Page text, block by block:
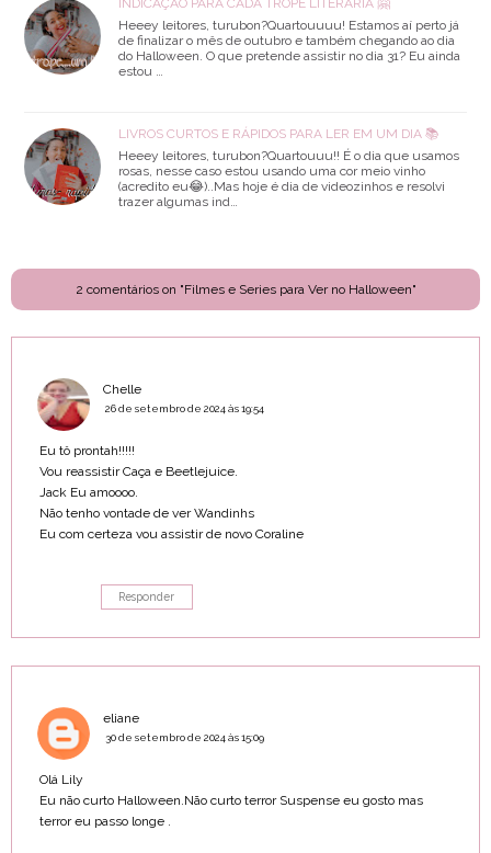
INDICAÇÃO PARA CADA TROPE LITERÁRIA 🤗
Heeey leitores, turubon?Quartouuuu! Estamos aí perto já
de finalizar o mês de outubro e também chegando ao dia
do Halloween. O que pretende assistir no dia 31? Eu ainda
estou …
LIVROS CURTOS E RÁPIDOS PARA LER EM UM DIA 📚
Heeey leitores, turubon?Quartouuu!! É o dia que usamos
rosas, nesse caso estou usando uma cor meio vinho
(acredito eu😂)..Mas hoje é dia de videozinhos e resolvi
trazer algumas ind…
2 comentários on "Filmes e Series para Ver no Halloween"
Chelle
26 de setembro de 2024 às 19:54
Eu tô prontah!!!!!
Vou reassistir Caça e Beetlejuice.
Jack Eu amoooo.
Não tenho vontade de ver Wandinhs
Eu com certeza vou assistir de novo Coraline
Responder
eliane
30 de setembro de 2024 às 15:09
Olá Lily
Eu não curto Halloween.Não curto terror Suspense eu gosto mas
terror eu passo longe .